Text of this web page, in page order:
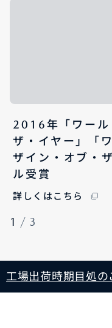
2016年「ワール
ザ・イヤー」「
ザイン・オブ・
ル受賞
詳しくはこちら
1 / 3
工場出荷時期目処の